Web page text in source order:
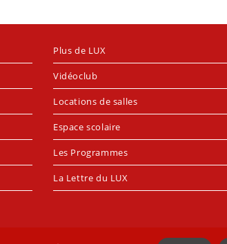
Plus de LUX
Vidéoclub
Locations de salles
Espace scolaire
Les Programmes
La Lettre du LUX